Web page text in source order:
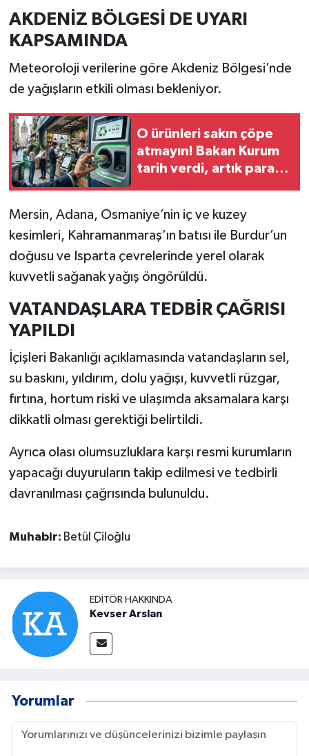
AKDENİZ BÖLGESİ DE UYARI
KAPSAMINDA
Meteoroloji verilerine göre Akdeniz Bölgesi’nde
de yağışların etkili olması bekleniyor.
O ürünleri sakın çöpe
atmayın! Bakan Kurum
tarih verdi, artık para
Mersin, Adana, Osmaniye’nin iç ve kuzey
kesimleri, Kahramanmaraş’ın batısı ile Burdur’un
doğusu ve Isparta çevrelerinde yerel olarak
kuvvetli sağanak yağış öngörüldü.
VATANDAŞLARA TEDBİR ÇAĞRISI
YAPILDI
İçişleri Bakanlığı açıklamasında vatandaşların sel,
su baskını, yıldırım, dolu yağışı, kuvvetli rüzgar,
fırtına, hortum riski ve ulaşımda aksamalara karşı
dikkatli olması gerektiği belirtildi.
Ayrıca olası olumsuzluklara karşı resmi kurumların
yapacağı duyuruların takip edilmesi ve tedbirli
davranılması çağrısında bulunuldu.
Muhabir: Betül Çiloğlu
EDITÖR HAKKINDA
Kevser Arslan
Yorumlar